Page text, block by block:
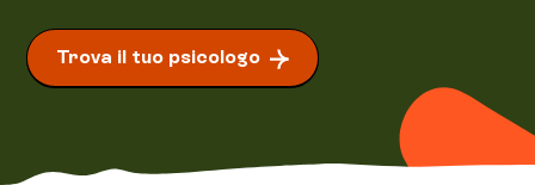
Trova il tuo psicologo